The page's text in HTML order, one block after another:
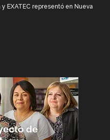
y EXATEC representó en Nueva